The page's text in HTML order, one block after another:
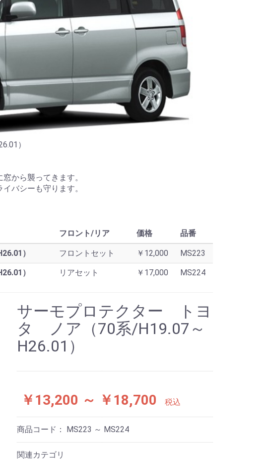
）
から襲ってきます。
バシーも守ります。
フロント/リア 価格 品番
） フロントセット ￥12,000 MS223
） リアセット ￥17,000 MS224
サーモプロテクター トヨ
タ ノア（70系/H19.07～
H26.01）
￥13,200 ～ ￥18,700 税込
商品コード： MS223 ～ MS224
関連カテゴリ